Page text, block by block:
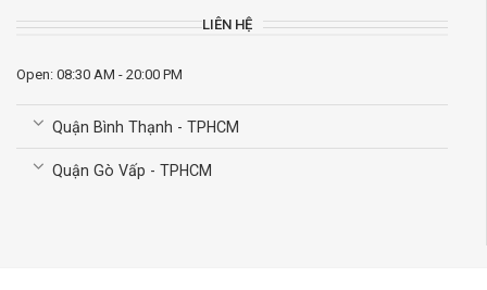
LIÊN HỆ
Open: 08:30 AM - 20:00 PM
Quận Bình Thạnh - TPHCM
Quận Gò Vấp - TPHCM